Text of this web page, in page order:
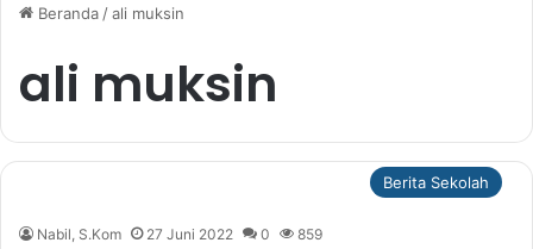
Beranda/ali muksin
ali muksin
Berita Sekolah
Nabil, S.Kom 27 Juni 2022 0 859